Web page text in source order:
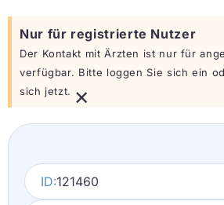
Nur für registrierte Nutzer
Der Kontakt mit Ärzten ist nur für
verfügbar. Bitte loggen Sie sich ein
sich jetzt. ×
ID:121460